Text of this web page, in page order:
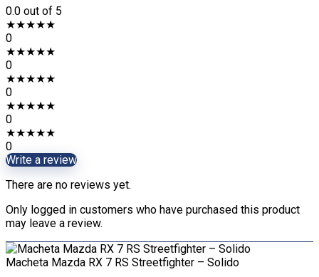
0.0 out of 5
★★★★★
0
★★★★★
0
★★★★★
0
★★★★★
0
★★★★★
0
Write a review
There are no reviews yet.
Only logged in customers who have purchased this product
may leave a review.
Macheta Mazda RX 7 RS Streetfighter – Solido